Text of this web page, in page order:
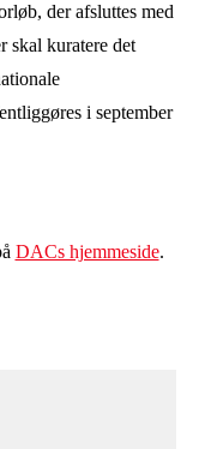
der afsluttes med
skal kuratere det
i september
DACs hjemmeside.